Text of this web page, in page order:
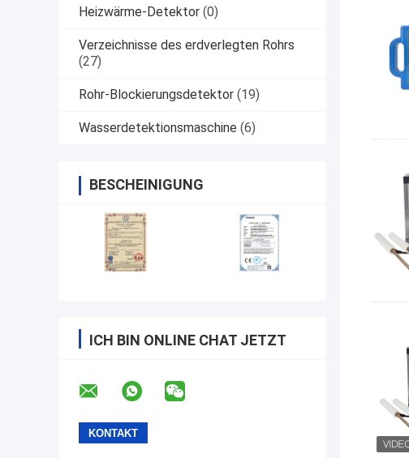
Heizwärme-Detektor (0)
Verzeichnisse des erdverlegten Rohrs
(27)
Rohr-Blockierungsdetektor (19)
Wasserdetektionsmaschine (6)
BESCHEINIGUNG
ICH BIN ONLINE CHAT JETZT